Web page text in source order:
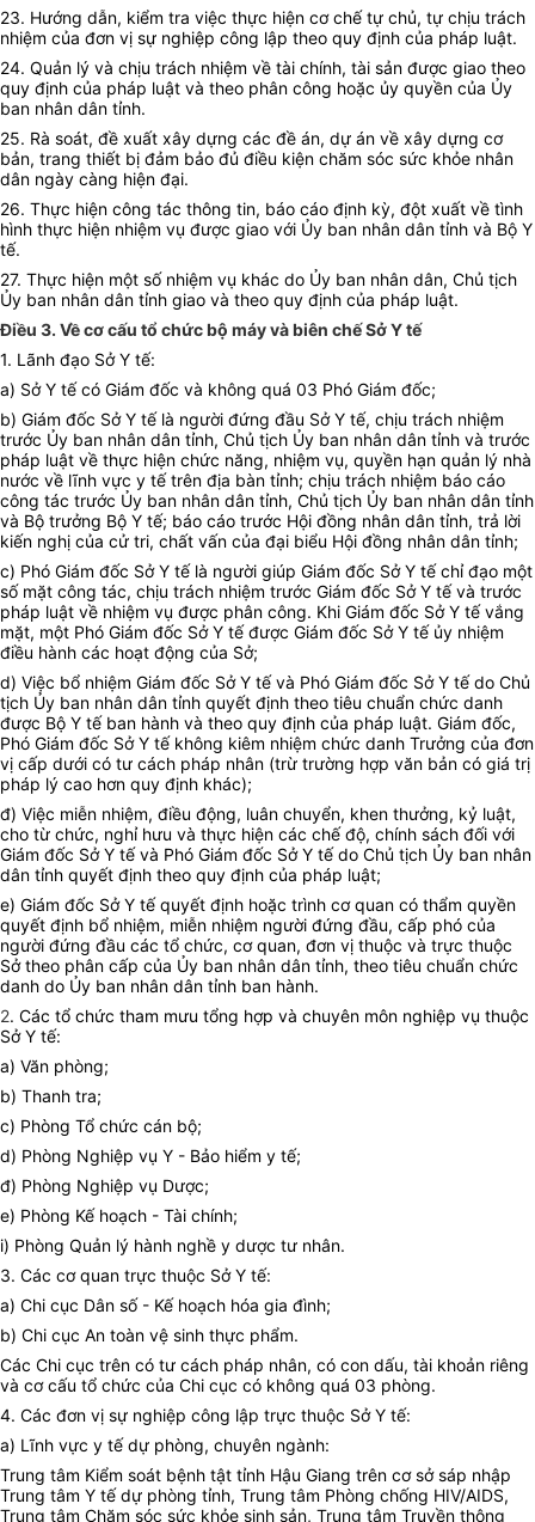
23. Hướng dẫn, kiểm tra việc thực hiện cơ chế tự chủ, tự chịu trách
nhiệm của đơn vị sự nghiệp công lập theo quy định của pháp luật.
24. Quản lý và chịu trách nhiệm về tài chính, tài sản được giao theo
quy định của pháp luật và theo phân công hoặc ủy quyền của Ủy
ban nhân dân tỉnh.
25. Rà soát, đề xuất xây dựng các đề án, dự án về xây dựng cơ
bản, trang thiết bị đảm bảo đủ điều kiện chăm sóc sức khỏe nhân
dân ngày càng hiện đại.
26. Thực hiện công tác thông tin, báo cáo định kỳ, đột xuất về tình
hình thực hiện nhiệm vụ được giao với Ủy ban nhân dân tỉnh và Bộ Y
tế.
27. Thực hiện một số nhiệm vụ khác do Ủy ban nhân dân, Chủ tịch
Ủy ban nhân dân tỉnh giao và theo quy định của pháp luật.
Điều 3. Về cơ cấu tổ chức bộ máy và biên chế Sở Y tế
1. Lãnh đạo Sở Y tế:
a) Sở Y tế có Giám đốc và không quá 03 Phó Giám đốc;
b) Giám đốc Sở Y tế là người đứng đầu SởY tế, chịu trách nhiệm
trước Ủy ban nhân dân tỉnh, Chủ tịch Ủy ban nhân dân tỉnh và trước
pháp luật về thực hiện chức năng, nhiệm vụ, quyền hạn quản lý nhà
nước về lĩnh vực y tế trên địa bàn tỉnh; chịu trách nhiệm báo cáo
công tác trước Ủy ban nhân dân tỉnh, Chủ tịch Ủy ban nhân dân tỉnh
và Bộ trưởng Bộ Y tế; báo cáo trước Hội đồng nhân dân tỉnh, trả lời
kiến nghị của cử tri, chất vấn của đại biểu Hội đồng nhân dân tỉnh;
c) Phó Giám đốc Sở Y tế là người giúp Giám đốc Sở Y tế chỉ đạo một
số mặt công tác, chịu trách nhiệm trước Giám đốc Sở Y tế và trước
pháp luật về nhiệm vụ được phân công. Khi Giám đốc Sở Y tế vắng
mặt, một Phó Giám đốc Sở Y tế được Giám đốc Sở Y tế ủy nhiệm
điều hành các hoạt động của Sở;
d) Việc bổ nhiệm Giám đốc Sở Y tế và Phó Giám đốc Sở Y tế do Chủ
tịch Ủy ban nhân dân tỉnh quyết định theo tiêu chuẩn chức danh
được Bộ Y tế ban hành và theo quy định của pháp luật. Giám đốc,
Phó Giám đốc Sở Y tế không kiêm nhiệm chức danh Trưởng của đơn
vị cấp dưới có tư cách pháp nhân (trừ trường hợp văn bản có giá trị
pháp lý cao hơn quy định khác);
đ) Việc miễn nhiệm, điều động, luân chuyển, khen thưởng, kỷ luật,
cho từ chức, nghỉ hưu và thực hiện các chế độ, chính sách đối với
Giám đốc Sở Y tế và Phó Giám đốc Sở Y tế do Chủ tịch Ủy ban nhân
dân tỉnh quyết định theo quy định của pháp luật;
e) Giám đốc Sở Y tế quyết định hoặc trình cơ quan có thẩm quyền
quyết định bổ nhiệm, miễn nhiệm người đứng đầu, cấp phó của
người đứng đầu các tổ chức, cơ quan, đơn vị thuộc và trực thuộc
Sở theo phân cấp của Ủy ban nhân dân tỉnh, theo tiêu chuẩn chức
danh do Ủy ban nhân dân tỉnh ban hành.
2. Các tổ chức tham mưu tổng hợp và chuyên môn nghiệp vụ thuộc
Sở Y tế:
a) Văn phòng;
b) Thanh tra;
c) Phòng Tổ chức cán bộ;
d) Phòng Nghiệp vụ Y - Bảo hiểm y tế;
đ) Phòng Nghiệp vụ Dược;
e) Phòng Kế hoạch - Tài chính;
i) Phòng Quản lý hành nghề y dược tư nhân.
3. Các cơ quan trực thuộc Sở Y tế:
a) Chi cục Dân số - Kế hoạch hóa gia đình;
b) Chi cục An toàn vệ sinh thực phẩm.
Các Chi cục trên có tư cách pháp nhân, có con dấu, tài khoản riêng
và cơ cấu tổ chức của Chi cục có không quá 03 phòng.
4. Các đơn vị sự nghiệp công lập trực thuộc Sở Y tế:
a) Lĩnh vực y tế dự phòng, chuyên ngành:
Trung tâm Kiểm soát bệnh tật tỉnh Hậu Giang trên cơ sở sáp nhập
Trung tâm Y tế dự phòng tỉnh, Trung tâm Phòng chống HIV/AIDS,
Trung tâm Chăm sóc sức khỏe sinh sản, Trung tâm Truyền thông